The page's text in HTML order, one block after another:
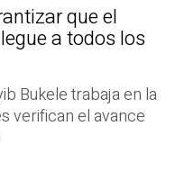
que el
a todos los
Bukele trabaja en la
verifican el avance